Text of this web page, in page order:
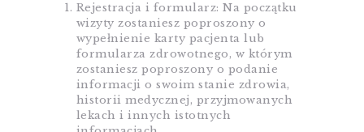
Rejestracja i formularz: Na początku
wizyty zostaniesz poproszony o
wypełnienie karty pacjenta lub
formularza zdrowotnego, w którym
zostaniesz poproszony o podanie
informacji o swoim stanie zdrowia,
historii medycznej, przyjmowanych
lekach i innych istotnych